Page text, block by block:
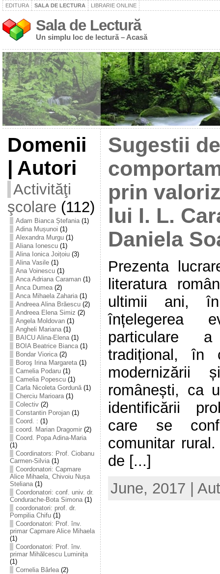
EDITURA SALA DE LECTURA LIBRARIE ONLINE
Sala de Lectură
Un simplu loc de lectură – Acasă
Domenii
| Autori
Activităţi
şcolare (112)
Adam Bianca Ștefania(1)
Adina Mușunoi (1)
Alexandra Murgu(1)
Aliana Ionescu(1)
Alina Ionica Joițoiu(3)
Alina Vasile(1)
Ana Voinescu(1)
Anca Adriana Caraman(1)
Anca Dumea(2)
Anca Mihaela Zaharia(1)
Andreea Alina Brăescu(2)
Andreea Elena Simiz (2)
Angela Moldovan(1)
Angheli Mariana(1)
BAICU Alina-Elena(1)
BOIA Beatrice Bianca(1)
Bondar Viorica(2)
Boroş Irina Margareta(1)
Camelia Podaru(1)
Camelia Popescu(1)
Carla Nicoleta Gordună(1)
Cherciu Marioara(1)
Colectiv(2)
Constantin Porojan(1)
Coord. : (1)
coord. Marian Dragomir(2)
Coord. Popa Adina-Maria
(1)
Coordinators: Prof. Ciobanu
Carmen-Silvia(1)
Coordonatori: Capmare
Alice Mihaela, Chivoiu Nușa
Steliana(1)
Coordonatori: conf. univ. dr.
Condurache-Bota Simona(1)
coordonatori: prof. dr.
Pompilia Chifu(1)
Coordonatori: Prof. înv.
primar Capmare Alice Mihaela
(1)
Coordonatori: Prof. înv.
primar Mihălcescu Luminița
(1)
Cornelia Bârlea(2)
Sugestii
prin
lui I. L.
Daniela
Prezenta
literatura
ultimii ani,
înțelegerea
particulare
tradițional, în
modernizării
românești, ca
identificării
care se
comunitar
de [...]
June, 2017 |